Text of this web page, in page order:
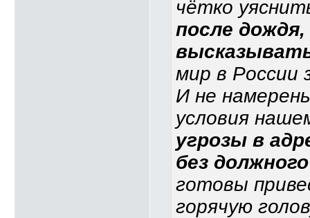
чётко
после
мир в России
И не
условия
угрозы в
без
готовы
горячую